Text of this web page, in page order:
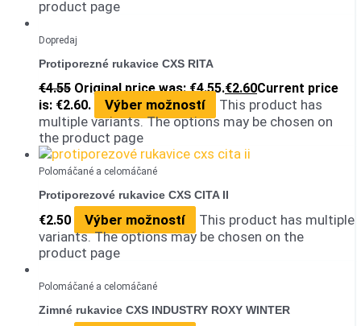
product page
Dopredaj
Protiporezné rukavice CXS RITA
€4.55 Original price was: €4.55.€2.60Current price
is: €2.60.
Výber možností
This product has
multiple variants. The options may be chosen on
the product page
Polomáčané a celomáčané
Protiporezové rukavice CXS CITA II
€2.50 Výber možností
This product has multiple
variants. The options may be chosen on the
product page
Polomáčané a celomáčané
Zimné rukavice CXS INDUSTRY ROXY WINTER